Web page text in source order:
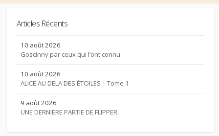
Articles Récents
10 août 2026
Goscinny par ceux qui l’ont connu
10 août 2026
ALICE AU DELA DES ÉTOILES – Tome 1
9 août 2026
UNE DERNIERE PARTIE DE FLIPPER…